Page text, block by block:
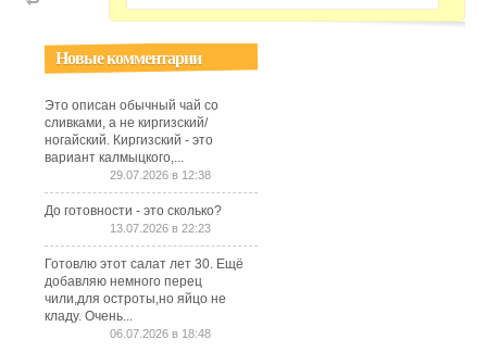
Новые комментарии
Это описан обычный чай со
сливками, а не киргизский/
ногайский. Киргизский - это
вариант калмыцкого,...
29.07.2026 в 12:38
До готовности - это сколько?
13.07.2026 в 22:23
Готовлю этот салат лет 30. Ещё
добавляю немного перец
чили,для остроты,но яйцо не
кладу. Очень...
06.07.2026 в 18:48